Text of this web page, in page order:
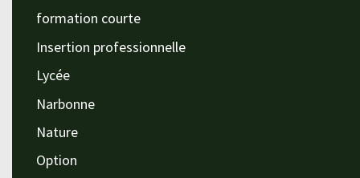
formation courte
Insertion professionnelle
Lycée
Narbonne
Nature
Option